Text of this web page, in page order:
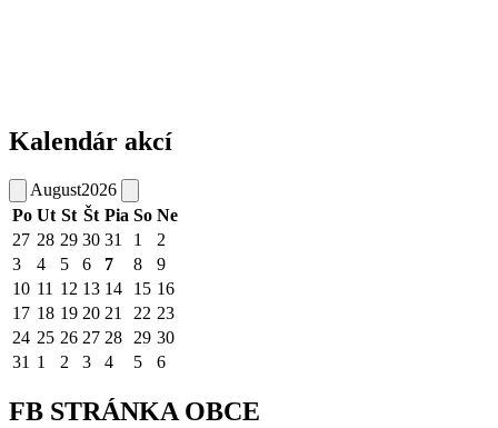
Kalendár akcí
August2026
Po Ut St Št Pia So Ne
27 28 29 30 31 1
2
3
4 5 6 7 8
9
10 11 12 13 14 15 16
17 18 19 20 21 22 23
24 25 26 27 28 29 30
31 1 2 3 4 5 6
FB STRÁNKA OBCE